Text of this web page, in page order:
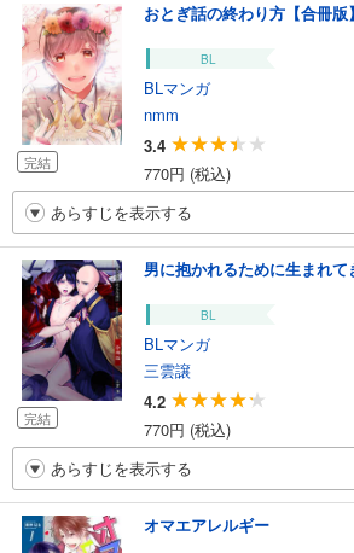
完結
おとぎ話の終わり方【合冊版】
BL
BLマンガ
nmm
3.4
770円 (税込)
あらすじを表示する
完結
男に抱かれるために生まれて
BL
BLマンガ
三雲譲
4.2
770円 (税込)
あらすじを表示する
オマエアレルギー